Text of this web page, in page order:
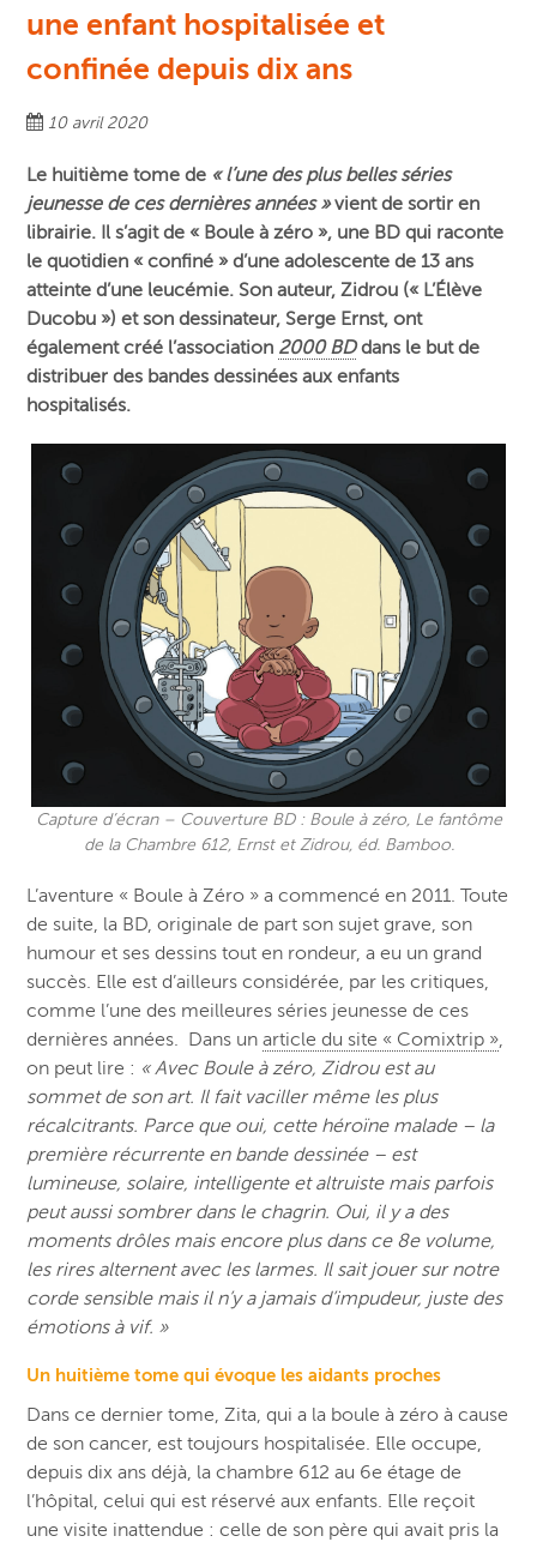
une enfant hospitalisée et
confinée depuis dix ans
10 avril 2020
Le huitième tome de « l’une des plus belles séries
jeunesse de ces dernières années »vient de sortir en
librairie. Il s’agit de « Boule à zéro », une BD qui raconte
le quotidien « confiné » d’une adolescente de 13 ans
atteinte d’une leucémie. Son auteur, Zidrou (« L’Élève
Ducobu ») et son dessinateur, Serge Ernst, ont
également créé l’association 2000 BDdans le but de
distribuer des bandes dessinées aux enfants
hospitalisés.
Capture d’écran – Couverture BD : Boule à zéro, Le fantôme
de la Chambre 612, Ernst et Zidrou, éd. Bamboo.
L’aventure « Boule à Zéro » a commencé en 2011. Toute
de suite, la BD, originale de part son sujet grave, son
humour et ses dessins tout en rondeur, a eu un grand
succès. Elle est d’ailleurs considérée, par les critiques,
comme l’une des meilleures séries jeunesse de ces
dernières années. Dans unarticle du site « Comixtrip »,
on peut lire : « Avec Boule à zéro, Zidrou est au
sommet de son art. Il fait vaciller même les plus
récalcitrants. Parce que oui, cette héroïne malade – la
première récurrente en bande dessinée – est
lumineuse, solaire, intelligente et altruiste mais parfois
peut aussi sombrer dans le chagrin. Oui, il y a des
moments drôles mais encore plus dans ce 8e volume,
les rires alternent avec les larmes. Il sait jouer sur notre
corde sensible mais il n’y a jamais d’impudeur, juste des
émotions à vif. »
Un huitième tome qui évoque les aidants proches
Dans ce dernier tome, Zita, qui a la boule à zéro à cause
de son cancer, est toujours hospitalisée. Elle occupe,
depuis dix ans déjà, la chambre 612 au 6e étage de
l’hôpital, celui qui est réservé aux enfants. Elle reçoit
une visite inattendue : celle de son père qui avait pris la